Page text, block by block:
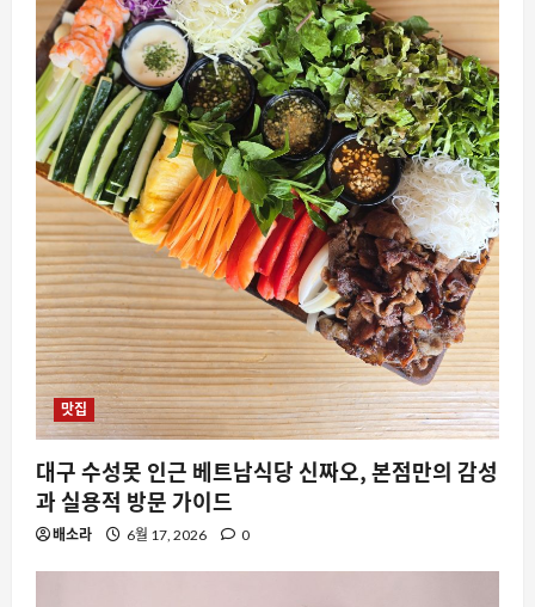
맛집
대구 수성못 인근 베트남식당 신짜오, 본점만의 감성
과 실용적 방문 가이드
배소라 6월 17, 2026 0